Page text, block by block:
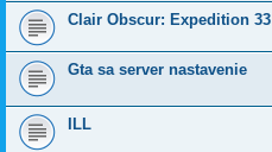
Clair Obscur: Expedition 33
Gta sa server nastavenie
ILL